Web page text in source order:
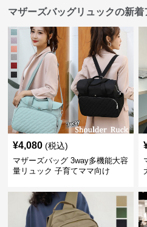
マザーズバッグリュックの新着
¥4,080 (税込)
マザーズバッグ 3way多機能大容
量リュック 子育てママ向け